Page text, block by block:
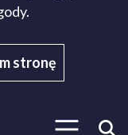
stronę